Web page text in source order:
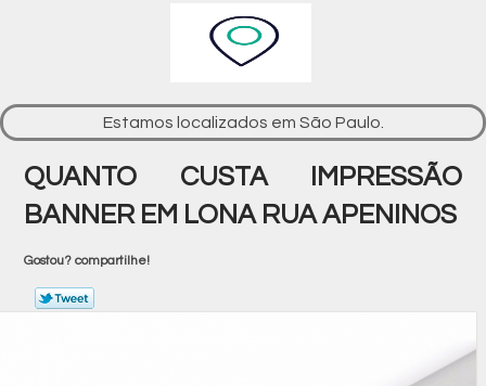
Estamos localizados em São Paulo.
QUANTO CUSTA IMPRESSÃO
BANNER EM LONA RUA APENINOS
Gostou? compartilhe!